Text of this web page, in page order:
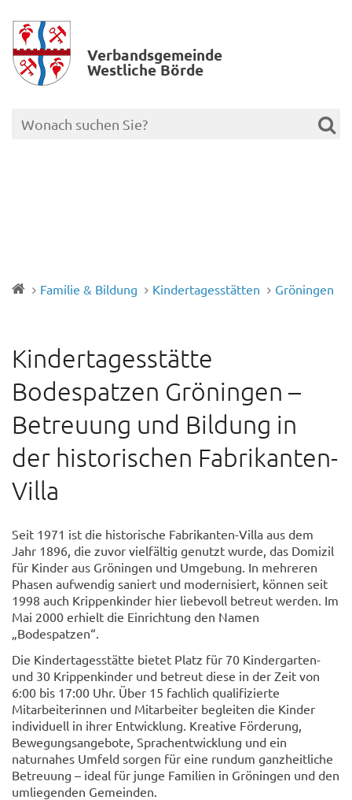
Verbands­gemeinde
Westliche Börde
Familie & Bildung Kindertagesstätten Gröningen
Kindertagesstätte
Bodespatzen Gröningen –
Betreuung und Bildung in
der historischen Fabrikanten-
Villa
Seit 1971 ist die historische Fabrikanten-Villa aus dem
Jahr 1896, die zuvor vielfältig genutzt wurde, das Domizil
für Kinder aus Gröningen und Umgebung. In mehreren
Phasen aufwendig saniert und modernisiert, können seit
1998 auch Krippenkinder hier liebevoll betreut werden. Im
Mai 2000 erhielt die Einrichtung den Namen
„Bodespatzen“.
Die Kindertagesstätte bietet Platz für 70 Kindergarten-
und 30 Krippenkinder und betreut diese in der Zeit von
6:00 bis 17:00 Uhr. Über 15 fachlich qualifizierte
Mitarbeiterinnen und Mitarbeiter begleiten die Kinder
individuell in ihrer Entwicklung. Kreative Förderung,
Bewegungsangebote, Sprachentwicklung und ein
naturnahes Umfeld sorgen für eine rundum ganzheitliche
Betreuung – ideal für junge Familien in Gröningen und den
umliegenden Gemeinden.